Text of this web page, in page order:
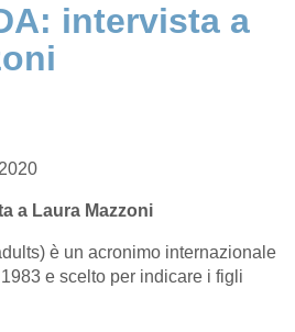
intervista a
a Laura Mazzoni
è un acronimo internazionale
e scelto per indicare i figli